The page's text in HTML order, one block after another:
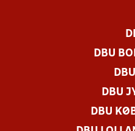
DBU
DBU
DBU